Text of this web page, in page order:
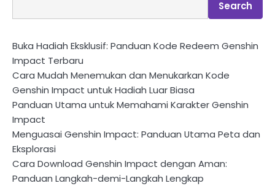
Search
Buka Hadiah Eksklusif: Panduan Kode Redeem Genshin
Impact Terbaru
Cara Mudah Menemukan dan Menukarkan Kode
Genshin Impact untuk Hadiah Luar Biasa
Panduan Utama untuk Memahami Karakter Genshin
Impact
Menguasai Genshin Impact: Panduan Utama Peta dan
Eksplorasi
Cara Download Genshin Impact dengan Aman:
Panduan Langkah-demi-Langkah Lengkap